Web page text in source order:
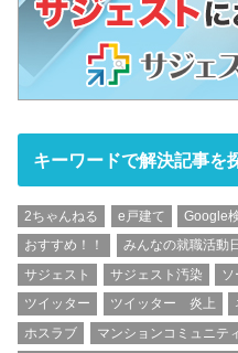
キーワードで解決記事を
2ちゃんねる e戸建て Google
おすすめ！！
みんなの就職活動
サジェスト
サジェスト汚染
ソ
ツイッター
ツイッター 炎上
ホスラブ
マンションコミュニテ